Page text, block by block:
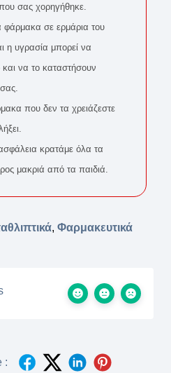
σας χορηγήθηκε.
σε ερμάρια του
η υγρασία μπορεί να
να το καταστήσουν
που δεν τα χρειάζεστε
κρατάμε όλα τα
μακριά από τα παιδιά.
, Φαρμακευτικά
: